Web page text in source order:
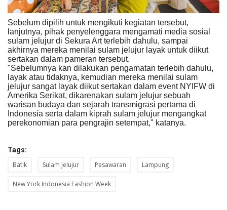
Sebelum dipilih untuk mengikuti kegiatan tersebut,
lanjutnya, pihak penyelenggara mengamati media sosial
sulam jelujur di Sekura Art terlebih dahulu, sampai
akhirnya mereka menilai sulam jelujur layak untuk diikut
sertakan dalam pameran tersebut.
"Sebelumnya kan dilakukan pengamatan terlebih dahulu,
layak atau tidaknya, kemudian mereka menilai sulam
jelujur sangat layak diikut sertakan dalam event NYIFW di
Amerika Serikat, dikarenakan sulam jelujur sebuah
warisan budaya dan sejarah transmigrasi pertama di
Indonesia serta dalam kiprah sulam jelujur mengangkat
perekonomian para pengrajin setempat," katanya.
Tags:
Batik Sulam Jelujur Pesawaran Lampung
New York Indonesia Fashion Week